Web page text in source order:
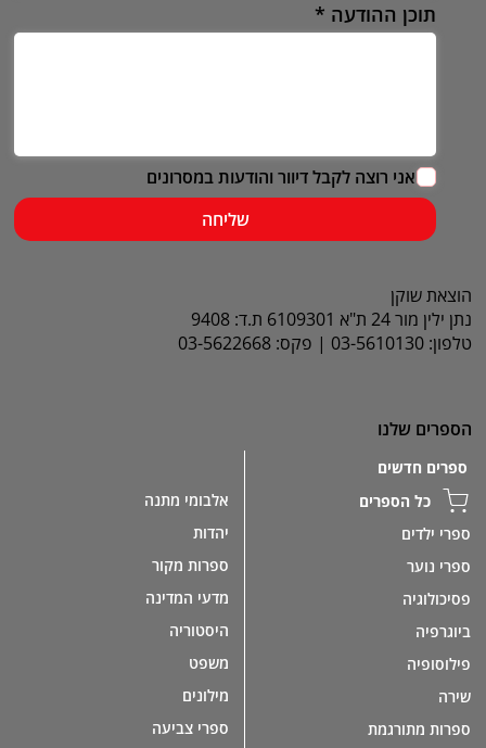
תוכן ההודעה
אני רוצה לקבל דיוור והודעות במסרונים
שליחה
הוצאת שוקן
נתן ילין מור 24 ת"א 6109301 ת.ד: 9408
טלפון: 03-5610130 | פקס: 03-5622668
הספרים שלנו
ספרים חדשים
כל הספרים
ספרי ילדים
ספרי נוער
פסיכולוגיה
ביוגרפיה
פילוסופיה
שירה
ספרות מתורגמת
אלבומי מתנה
יהדות
ספרות מקור
מדעי המדינה
היסטוריה
משפט
מילונים
ספרי צביעה